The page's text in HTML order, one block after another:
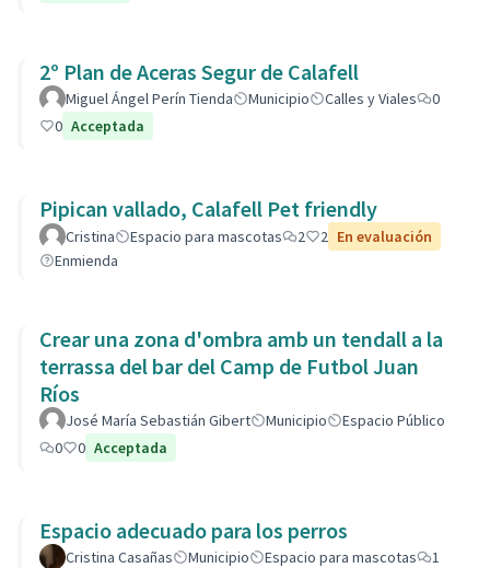
2º Plan de Aceras Segur de Calafell
Miguel Ángel Perín Tienda Municipio Calles y Viales
0
0 Acceptada
Pipican vallado, Calafell Pet friendly
Cristina Espacio para mascotas 2 2 En evaluación
Enmienda
Crear una zona d'ombra amb un tendall a la
terrassa del bar del Camp de Futbol Juan
Ríos
José María Sebastián Gibert Municipio
Espacio Público
0
0 Acceptada
Espacio adecuado para los perros
Cristina Casañas Municipio Espacio para mascotas
1